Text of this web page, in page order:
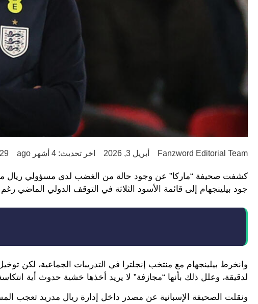
Fanzword Editorial Team أبريل 3, 2026 اخر تحديث: 4 أشهر ago
كشفت صحيفة “ماركا” عن وجود حالة من الغضب لدى مسؤولي ريال
جود بيلينجهام إلى قائمة الأسود الثلاثة في التوقف الدولي الماضي
وانخرط بيلينجهام مع منتخب إنجلترا في التدريبات الجماعية، لكن
لدقيقة، وعلل ذلك بأنها “مجازفة” لا يريد أخذها خشية حدوث أية
ونقلت الصحيفة الإسبانية عن مصدر داخل إدارة ريال مدريد تعجب